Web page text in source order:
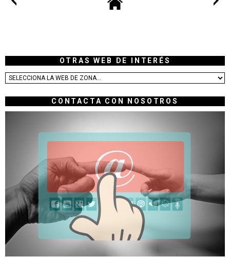
OTRAS WEB DE INTERÉS
CONTACTA CON NOSOTROS